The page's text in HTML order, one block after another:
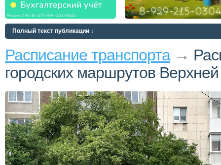
Полный текст публикации ↓
Расписание транспорта→
городских маршрутов